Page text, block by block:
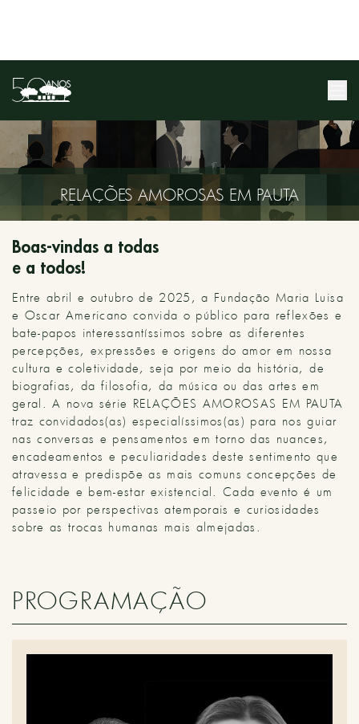
RELAÇÕES AMOROSAS EM PAUTA
Boas-vindas a todas
e a todos!
Entre abril e outubro de 2025, a Fundação Maria Luisa
e Oscar Americano convida o público para reflexões e
bate-papos interessantíssimos sobre as diferentes
percepções, expressões e origens do amor em nossa
cultura e coletividade, seja por meio da história, de
biografias, da filosofia, da música ou das artes em
geral. A nova série RELAÇÕES AMOROSAS EM PAUTA
traz convidados(as) especialíssimos(as) para nos guiar
nas conversas e pensamentos em torno das nuances,
encadeamentos e peculiaridades deste sentimento que
atravessa e predispõe as mais comuns concepções de
felicidade e bem-estar existencial. Cada evento é um
passeio por perspectivas atemporais e curiosidades
sobre as trocas humanas mais almejadas.
PROGRAMAÇÃO